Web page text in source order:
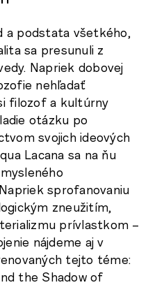
a podstata všetkého,
sa presunuli z
Napriek dobovej
nehľadať
filozof a kultúrny
otázku po
svojich ideových
Lacana sa na ňu
sprofanovaniu
zneužitím,
prívlastkom –
nájdeme aj v
tejto téme:
the Shadow of